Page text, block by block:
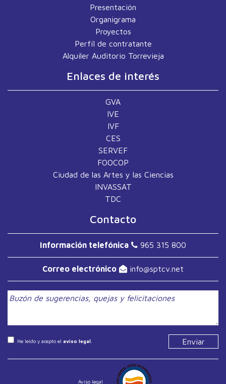
Presentación
Organigrama
Proyectos
Perfíl de contratante
Alquiler Auditorio Torrevieja
Enlaces de interés
GVA
IVE
IVF
CES
SERVEF
FOOCOP
Ciudad de las Artes y las Ciencias
INVASSAT
TDC
Contacto
Información telefónica 965 315 800
Correo electrónico info sptcv.net
He leído y acepto el aviso legal
Aviso legal